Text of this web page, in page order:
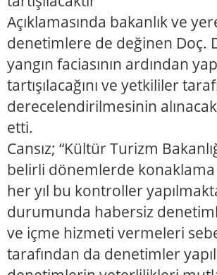
Açıklamasında bakanlık ve
denetimlere de değinen Doç.
yangın faciasının ardından
tartışılacağını ve yetkililer
derecelendirilmesinin
etti.
Cansız; “Kültür Turizm
belirli dönemlerde
her yıl bu kontroller
durumunda habersiz
ve içme hizmeti vermeleri
tarafından da denetimler